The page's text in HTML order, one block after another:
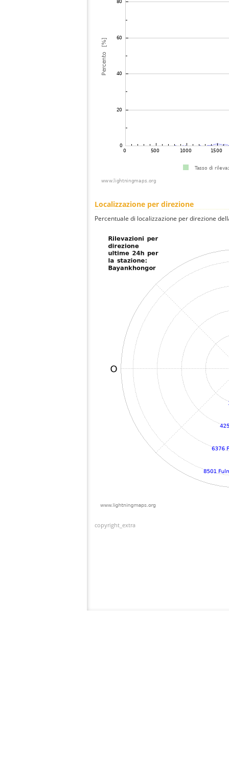
Localizzazione per direzione
Percentuale di localizzazione per direzione
copyright_extra